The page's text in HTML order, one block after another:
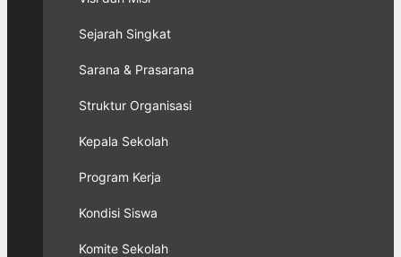
Sejarah Singkat
Sarana & Prasarana
Struktur Organisasi
Kepala Sekolah
Program Kerja
Kondisi Siswa
Komite Sekolah